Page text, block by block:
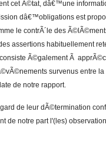
cet Ã©tat, dâ€™une
dâ€™obligations est
le contrÃ´le des
assertions habituellement
Ã©galement Ã
survenus entre
de notre rapport.
de leur dÃ©termination
de notre part l'(les)